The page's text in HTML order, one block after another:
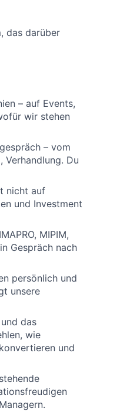
das darüber
– auf Events,
wir stehen
– vom
Du
nicht auf
und Investment
MIPIM,
Gespräch nach
persönlich und
unsere
das
wie
und